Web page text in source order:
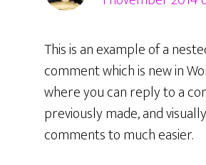
This is an example of a
comment which is new in
where you can reply to a
previously made, and
comments to much easier.